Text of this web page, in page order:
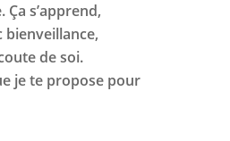
s’apprend,
bienveillance,
de soi.
je te propose pour